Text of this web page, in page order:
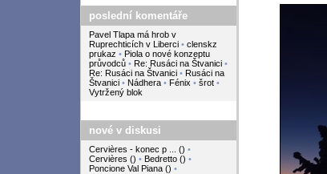
poslední komentáře
Pavel Tlapa má hrob v
Ruprechticích v Liberci • clenskz
prukaz • Piola o nové konzeptu
průvodců • Re: Rusáci na Štvanici •
Re: Rusáci na Štvanici • Rusáci na
Štvanici • Nádhera • Fénix • šrot •
Vytržený blok
nové v diskusi
Cervières - konec p ... () •
Cervières () • Bedretto () •
Poncione Val Piana () •